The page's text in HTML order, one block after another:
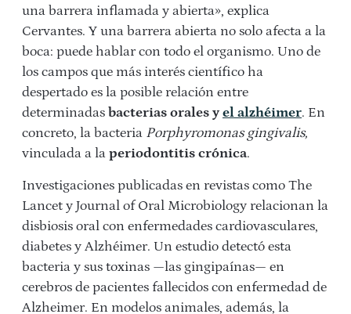
una barrera inflamada y abierta», explica
Cervantes. Y una barrera abierta no solo afecta a la
boca: puede hablar con todo el organismo. Uno de
los campos que más interés científico ha
despertado es la posible relación entre
determinadas bacterias orales y el alzhéimer. En
concreto, la bacteria Porphyromonas gingivalis,
vinculada a la periodontitis crónica.
Investigaciones publicadas en revistas como The
Lancet y Journal of Oral Microbiology relacionan la
disbiosis oral con enfermedades cardiovasculares,
diabetes y Alzhéimer. Un estudio detectó esta
bacteria y sus toxinas —las gingipaínas— en
cerebros de pacientes fallecidos con enfermedad de
Alzheimer. En modelos animales, además, la